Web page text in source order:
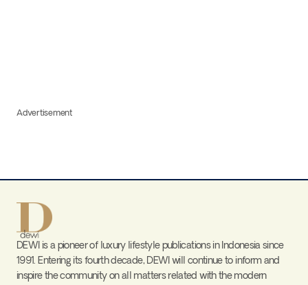
Advertisement
DEWI is a pioneer of luxury lifestyle publications in Indonesia since
1991. Entering its fourth decade, DEWI will continue to inform and
inspire the community on all matters related with the modern